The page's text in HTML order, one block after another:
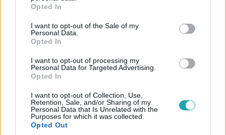
use your data for below specified purposes in below Google
consent section.
Opted In
I want to opt-out of the Sale of my
Personal Data.
Opted In
I want to opt-out of processing my
Personal Data for Targeted Advertising.
Opted In
I want to opt-out of Collection, Use,
Retention, Sale, and/or Sharing of my
Personal Data that Is Unrelated with the
Purposes for which it was collected.
Opted Out
2023. február 14. 11:09
Videón a brutális baleset: kétszer pördült meg
autójával egy békési sofőr
A biztonsági övnek hála a sofőr segítség nélkül szállt ki a